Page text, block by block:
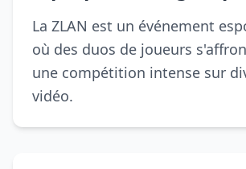
ZLAN
2025
Apr 20,
25, 11:00
La ZLAN est un événement
où des duos de joueurs
une compétition intense sur
vidéo.